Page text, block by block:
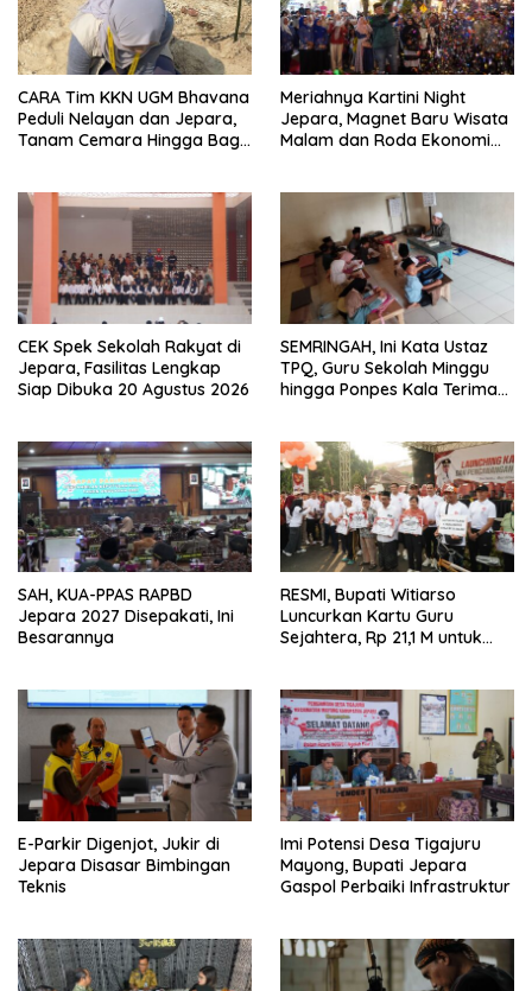
CARA Tim KKN UGM Bhavana
Peduli Nelayan dan Jepara,
Tanam Cemara Hingga Bagi
Meriahnya Kartini Night
Jepara, Magnet Baru Wisata
Malam dan Roda Ekonomi
CEK Spek Sekolah Rakyat di
Jepara, Fasilitas Lengkap
Siap Dibuka 20 Agustus 2026
SEMRINGAH, Ini Kata Ustaz
TPQ, Guru Sekolah Minggu
hingga Ponpes Kala Terima
SAH, KUA-PPAS RAPBD
Jepara 2027 Disepakati, Ini
Besarannya
RESMI, Bupati Witiarso
Luncurkan Kartu Guru
Sejahtera, Rp 21,1 M untuk
E-Parkir Digenjot, Jukir di
Jepara Disasar Bimbingan
Teknis
Imi Potensi Desa Tigajuru
Mayong, Bupati Jepara
Gaspol Perbaiki Infrastruktur